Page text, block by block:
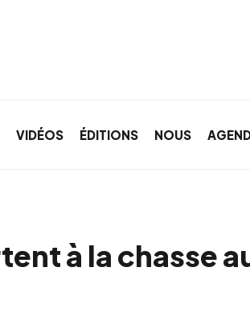
VIDÉOS ÉDITIONS NOUS
à la chasse